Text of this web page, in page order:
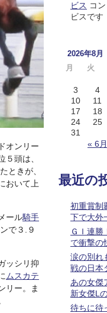
オンリー
頭は、
ときが、
おいて上
ール騎手
で３.９
ッシリ抑
ムスカテ
リー。ま
ビス コ
ビスです
2026年8月
月
火
« 6月
3
4
10
11
17
18
24
25
31
最近の
初重賞制
下で大外
ＧＩ連勝
で衝撃の
涙の別れ
戦の日本
あの女傑
新女傑L
待ちに待